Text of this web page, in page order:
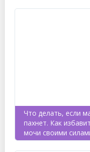
Что делать, если
пахнет. Как
мочи своими